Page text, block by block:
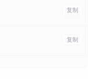
复制
复制